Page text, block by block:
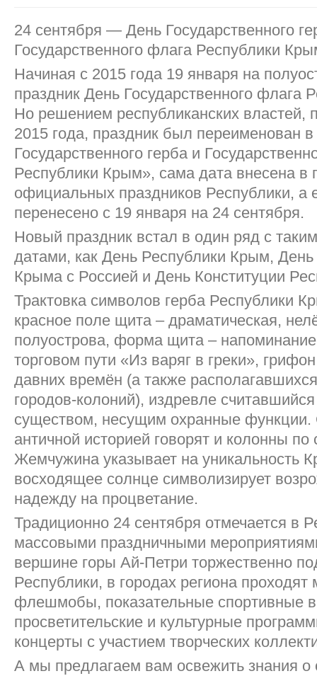
24 сентября — День Государственного
Государственного флага Республики
Начиная с 2015 года 19 января на
праздник День Государственного флага
Но решением республиканских властей,
2015 года, праздник был переименован
Государственного герба и
Республики Крым», сама дата внесена в
официальных праздников Республики, а
перенесено с 19 января на 24 сентября.
Новый праздник встал в один ряд с
датами, как День Республики Крым, День
Крыма с Россией и День Конституции
Трактовка символов герба Республики
красное поле щита – драматическая,
полуострова, форма щита –
торговом пути «Из варяг в греки»,
давних времён (а также располагавшихся
городов-колоний), издревле
существом, несущим охранные функции.
античной историей говорят и колонны
Жемчужина указывает на уникальность
восходящее солнце символизирует
надежду на процветание.
Традиционно 24 сентября отмечается в
массовыми праздничными
вершине горы Ай-Петри торжественно
Республики, в городах региона
флешмобы, показательные спортивные
просветительские и культурные
концерты с участием творческих
А мы предлагаем вам освежить знания